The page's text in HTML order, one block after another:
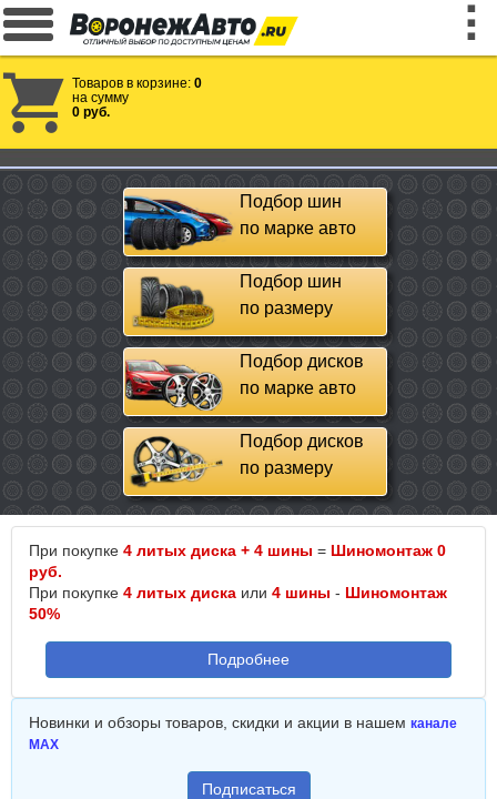
Товаров в корзине: 0
на сумму
0 руб.
Подбор шин
по марке авто
Подбор шин
по размеру
Подбор дисков
по марке авто
Подбор дисков
по размеру
При покупке 4 литых диска + 4 шины = Шиномонтаж 0
руб.
При покупке 4 литых диска или 4 шины - Шиномонтаж
50%
Подробнее
Новинки и обзоры товаров, скидки и акции в нашем канале
MAX
Подписаться